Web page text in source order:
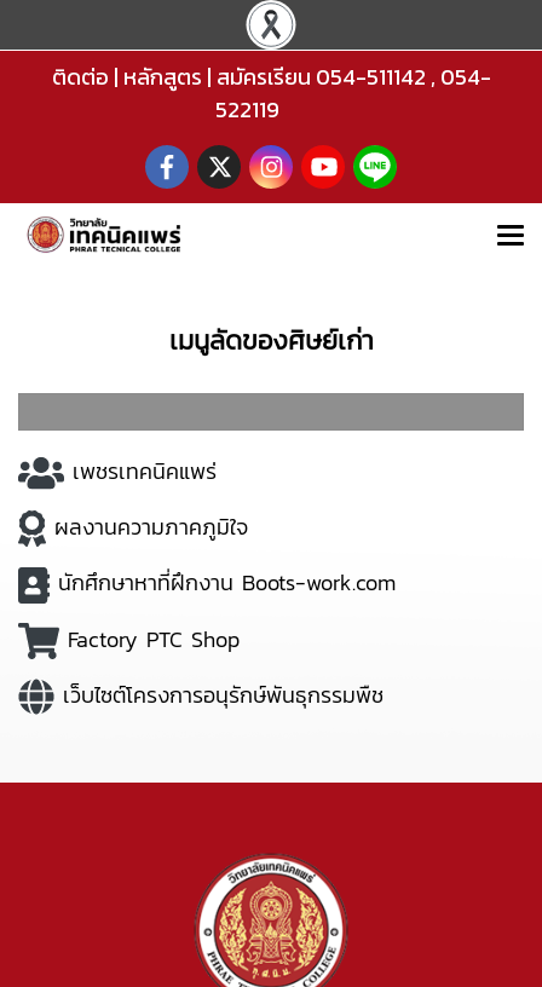
ติดต่อ | หลักสูตร | สมัครเรียน 054-511142 , 054-
522119
เมนูลัดของศิษย์เก่า
เพชรเทคนิคแพร่
ผลงานความภาคภูมิใจ
นักศึกษาหาที่ฝึกงาน Boots-work.com
Factory PTC Shop
เว็บไซต์โครงการอนุรักษ์พันธุกรรมพืช